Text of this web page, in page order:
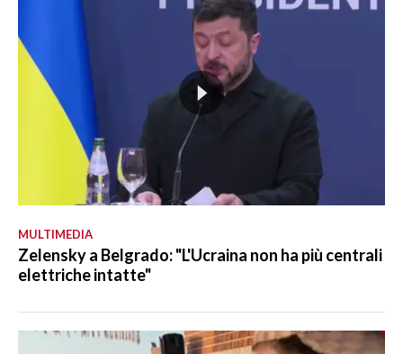
MULTIMEDIA
Zelensky a Belgrado: "L'Ucraina non ha più centrali
elettriche intatte"